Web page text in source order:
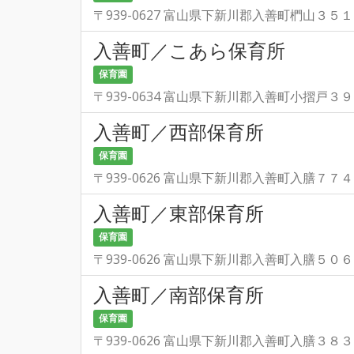
〒939-0627 富山県下新川郡入善町椚山３５１
入善町／こあら保育所
保育園
〒939-0634 富山県下新川郡入善町小摺戸３９
入善町／西部保育所
保育園
〒939-0626 富山県下新川郡入善町入膳７７４
入善町／東部保育所
保育園
〒939-0626 富山県下新川郡入善町入膳５０６
入善町／南部保育所
保育園
〒939-0626 富山県下新川郡入善町入膳３８３